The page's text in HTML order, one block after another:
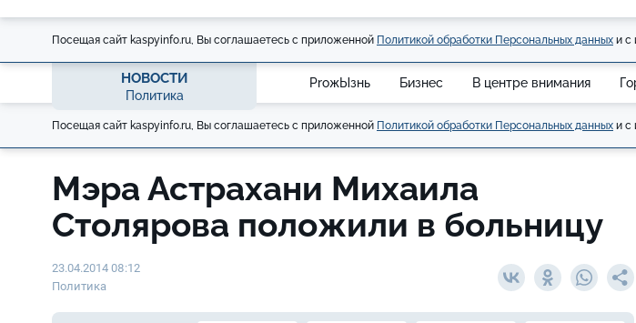
Посещая сайт kaspyinfo.ru, Вы соглашаетесь с приложенной Политикой обработки Персональных данных и с
НОВОСТИ
Политика
ProжЫзнь Бизнес В центре внимания
Посещая сайт kaspyinfo.ru, Вы соглашаетесь с приложенной Политикой обработки Персональных данных и с
Мэра Астрахани Михаила
Столярова положили в больницу
23.04.2014 08:12
Политика